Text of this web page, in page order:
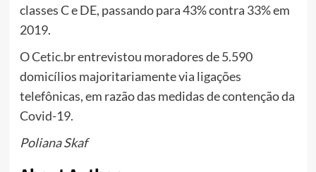
classes C e DE, passando para 43% contra 33% em
2019.
O Cetic.br entrevistou moradores de 5.590
domicílios majoritariamente via ligações
telefônicas, em razão das medidas de contenção da
Covid-19.
Poliana Skaf